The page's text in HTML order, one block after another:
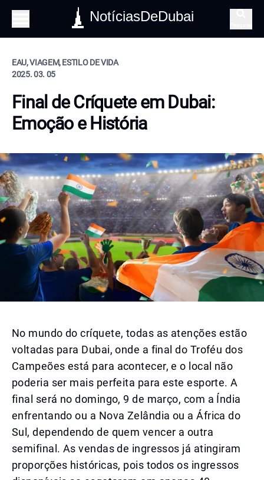
NotíciasDeDubai
EAU, VIAGEM, ESTILO DE VIDA
2025. 03. 05
Final de Críquete em Dubai:
Emoção e História
No mundo do críquete, todas as atenções estão
voltadas para Dubai, onde a final do Troféu dos
Campeões está para acontecer, e o local não
poderia ser mais perfeita para este esporte. A
final será no domingo, 9 de março, com a Índia
enfrentando ou a Nova Zelândia ou a África do
Sul, dependendo de quem vencer a outra
semifinal. As vendas de ingressos já atingiram
proporções históricas, pois todos os ingressos